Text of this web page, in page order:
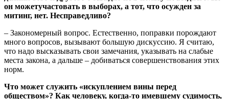
он можетучастовать в выборах, а тот, что осужден за
митинг, нет. Несправедливо?
– Закономерный вопрос. Естественно, поправки порождают
много вопросов, вызывают большую дискуссию. Я считаю,
что надо высказывать свои замечания, указывать на слабые
места закона, а дальше – добиваться совершенствования этих
норм.
Что может служить «искуплением вины перед
обществом»? Как человеку, когда-то имевшему судимость,